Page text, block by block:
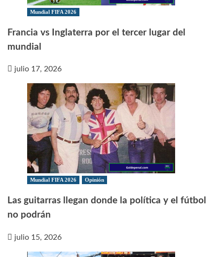
Mundial FIFA 2026
Francia vs Inglaterra por el tercer lugar del
mundial
julio 17, 2026
Mundial FIFA 2026 Opinión
Las guitarras llegan donde la política y el fútbol
no podrán
julio 15, 2026